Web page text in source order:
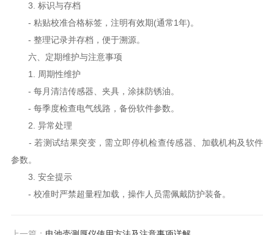
3. 标识与存档
- 粘贴校准合格标签，注明有效期(通常1年)。
- 整理记录并存档，便于溯源。
六、定期维护与注意事项
1. 周期性维护
- 每月清洁传感器、夹具，涂抹防锈油。
- 每季度检查电气线路，备份软件参数。
2. 异常处理
- 若测试结果突变，需立即停机检查传感器、加载机构及软件
参数。
3. 安全提示
- 校准时严禁超量程加载，操作人员需佩戴防护装备。